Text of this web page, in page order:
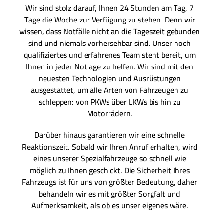
Wir sind stolz darauf, Ihnen 24 Stunden am Tag, 7
Tage die Woche zur Verfügung zu stehen. Denn wir
wissen, dass Notfälle nicht an die Tageszeit gebunden
sind und niemals vorhersehbar sind. Unser hoch
qualifiziertes und erfahrenes Team steht bereit, um
Ihnen in jeder Notlage zu helfen. Wir sind mit den
neuesten Technologien und Ausrüstungen
ausgestattet, um alle Arten von Fahrzeugen zu
schleppen: von PKWs über LKWs bis hin zu
Motorrädern.
Darüber hinaus garantieren wir eine schnelle
Reaktionszeit. Sobald wir Ihren Anruf erhalten, wird
eines unserer Spezialfahrzeuge so schnell wie
möglich zu Ihnen geschickt. Die Sicherheit Ihres
Fahrzeugs ist für uns von größter Bedeutung, daher
behandeln wir es mit größter Sorgfalt und
Aufmerksamkeit, als ob es unser eigenes wäre.